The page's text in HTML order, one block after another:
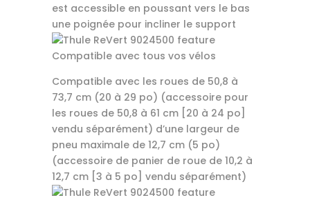
est accessible en poussant vers le bas
une poignée pour incliner le support
Compatible avec tous vos vélos
Compatible avec les roues de 50,8 à
73,7 cm (20 à 29 po) (accessoire pour
les roues de 50,8 à 61 cm [20 à 24 po]
vendu séparément) d’une largeur de
pneu maximale de 12,7 cm (5 po)
(accessoire de panier de roue de 10,2 à
12,7 cm [3 à 5 po] vendu séparément)